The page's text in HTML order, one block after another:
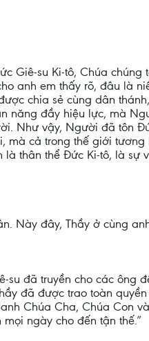
Giê-su Ki-tô, Chúa
anh em thấy rõ, đâu là
chia sẻ cùng dân
năng đầy hiệu lực, mà
Như vậy, Người đã tôn
mà cả trong thế giới
thân thể Đức Ki-tô, là
Này đây, Thầy ở cùng
đã truyền cho các ông
đã được trao toàn
Chúa Cha, Chúa Con
ngày cho đến tận thế.”